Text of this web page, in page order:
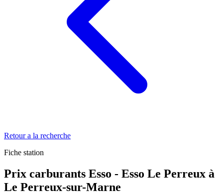
Retour a la recherche
Fiche station
Prix carburants Esso - Esso Le Perreux à
Le Perreux-sur-Marne